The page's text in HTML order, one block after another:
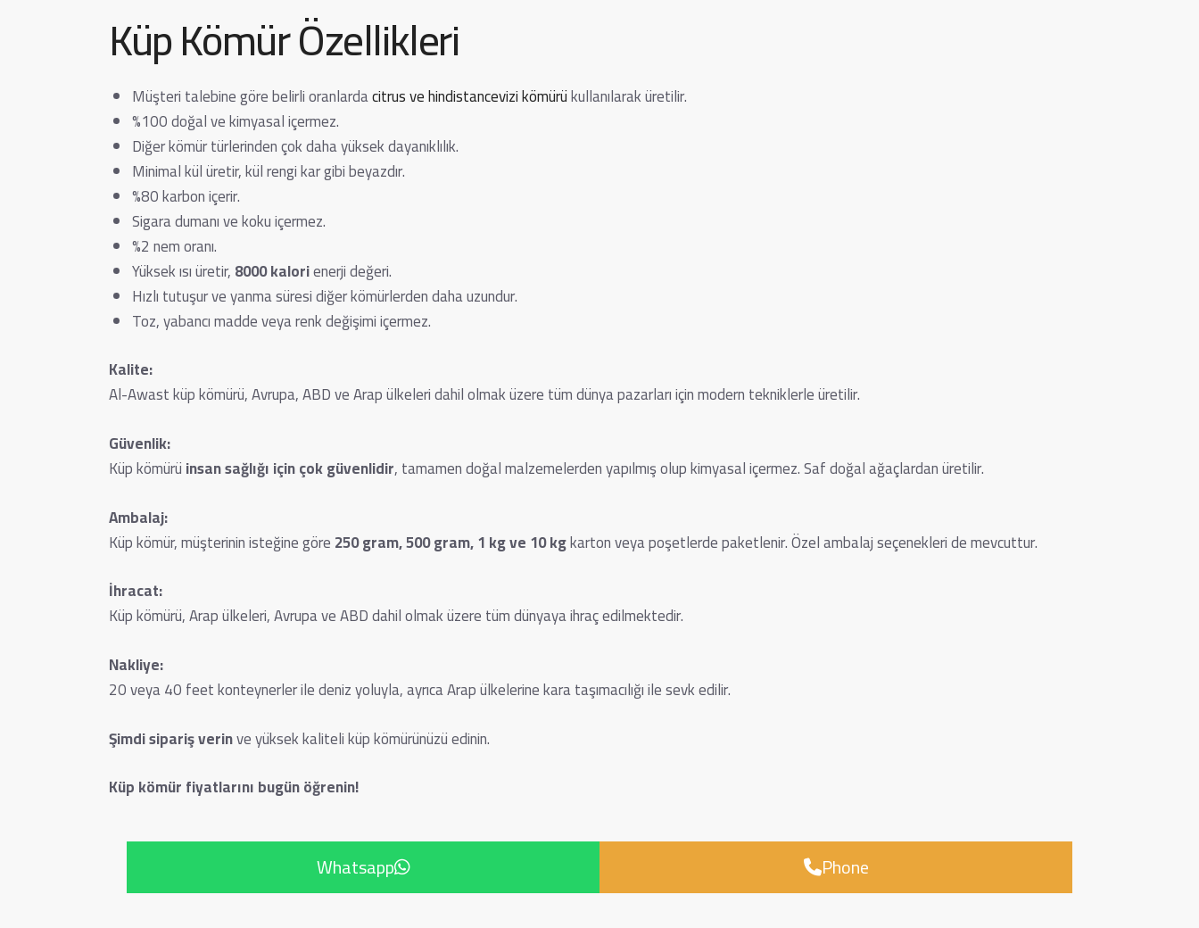
Küp Kömür Özellikleri
Müşteri talebine göre belirli oranlardacitrus ve hindistancevizi kömürükullanılarak üretilir.
%100 doğal ve kimyasal içermez.
Diğer kömür türlerinden çok daha yüksek dayanıklılık.
Minimal kül üretir, kül rengi kar gibi beyazdır.
%80 karbon içerir.
Sigara dumanı ve koku içermez.
%2 nem oranı.
Yüksek ısı üretir,8000 kalorienerji değeri.
Hızlı tutuşur ve yanma süresi diğer kömürlerden daha uzundur.
Toz, yabancı madde veya renk değişimi içermez.
Kalite:
Al-Awast küp kömürü, Avrupa, ABD ve Arap ülkeleri dahil olmak üzere tüm dünya pazarları için modern tekniklerle üretilir.
Güvenlik:
Küp kömürüinsan sağlığı için çok güvenlidir, tamamen doğal malzemelerden yapılmış olup kimyasal içermez. Saf doğal ağaçlardan üretilir.
Ambalaj:
Küp kömür, müşterinin isteğine göre250 gram, 500 gram, 1 kg ve 10 kgkarton veya poşetlerde paketlenir. Özel ambalaj seçenekleri de mevcuttur.
İhracat:
Küp kömürü, Arap ülkeleri, Avrupa ve ABD dahil olmak üzere tüm dünyaya ihraç edilmektedir.
Nakliye:
20 veya 40 feet konteynerler ile deniz yoluyla, ayrıca Arap ülkelerine kara taşımacılığı ile sevk edilir.
Şimdi sipariş verinve yüksek kaliteli küp kömürünüzü edinin.
Küp kömür fiyatlarını bugün öğrenin!
Whatsapp Phone